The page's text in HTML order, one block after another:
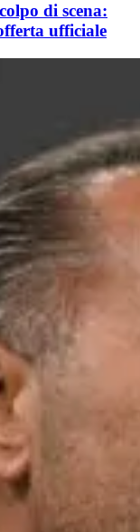
di scena:
ufficiale